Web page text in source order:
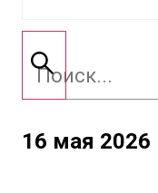
16 мая 2026